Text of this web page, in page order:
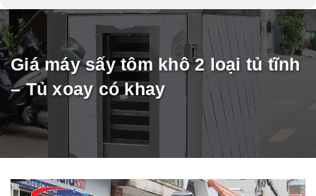
Giá máy sấy tôm khô 2 loại tủ tĩnh
– Tủ xoay có khay
MÁY SẤY THỰC PHẨM CÔNG NGHIỆP
CẨM NANG
THIẾT BỊ NHÀ BẾP
THIẾT BỊ NHÀ BẾP CAO CẤP
MÁY CHẾ BIẾN THỰC PHẨM